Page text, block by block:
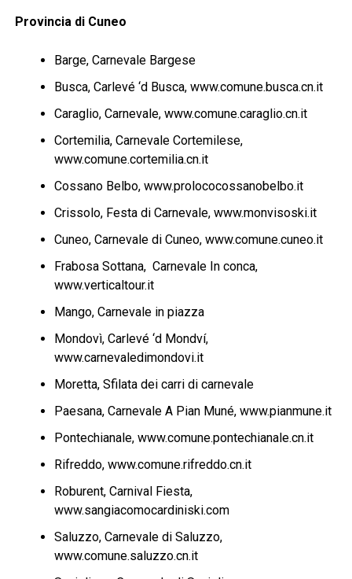
Provincia di Cuneo
Barge, Carnevale Bargese
Busca, Carlevé ‘d Busca, www.comune.busca.cn.it
Caraglio, Carnevale, www.comune.caraglio.cn.it
Cortemilia, Carnevale Cortemilese,
www.comune.cortemilia.cn.it
Cossano Belbo, www.prolococossanobelbo.it
Crissolo, Festa di Carnevale, www.monvisoski.it
Cuneo, Carnevale di Cuneo, www.comune.cuneo.it
Frabosa Sottana, Carnevale In conca,
www.verticaltour.it
Mango, Carnevale in piazza
Mondovì, Carlevé ‘d Mondví,
www.carnevaledimondovi.it
Moretta, Sfilata dei carri di carnevale
Paesana, Carnevale A Pian Muné, www.pianmune.it
Pontechianale, www.comune.pontechianale.cn.it
Rifreddo, www.comune.rifreddo.cn.it
Roburent, Carnival Fiesta,
www.sangiacomocardiniski.com
Saluzzo, Carnevale di Saluzzo,
www.comune.saluzzo.cn.it